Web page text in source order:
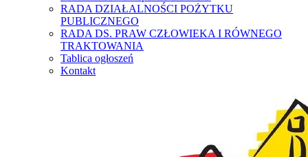
RADA DZIAŁALNOŚCI POŻYTKU
PUBLICZNEGO
RADA DS. PRAW CZŁOWIEKA I RÓWNEGO
TRAKTOWANIA
Tablica ogłoszeń
Kontakt